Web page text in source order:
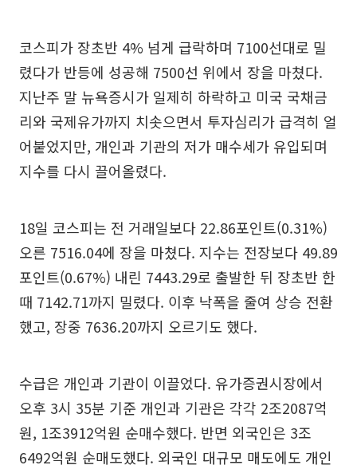
코스피가 장초반 4% 넘게 급락하며 7100선대로 밀
렸다가 반등에 성공해 7500선 위에서 장을 마쳤다.
지난주 말 뉴욕증시가 일제히 하락하고 미국 국채금
리와 국제유가까지 치솟으면서 투자심리가 급격히 얼
어붙었지만, 개인과 기관의 저가 매수세가 유입되며
지수를 다시 끌어올렸다.
18일 코스피는 전 거래일보다 22.86포인트(0.31%)
오른 7516.04에 장을 마쳤다. 지수는 전장보다 49.89
포인트(0.67%) 내린 7443.29로 출발한 뒤 장초반 한
때 7142.71까지 밀렸다. 이후 낙폭을 줄여 상승 전환
했고, 장중 7636.20까지 오르기도 했다.
수급은 개인과 기관이 이끌었다. 유가증권시장에서
오후 3시 35분 기준 개인과 기관은 각각 2조2087억
원, 1조3912억원 순매수했다. 반면 외국인은 3조
6492억원 순매도했다. 외국인 대규모 매도에도 개인